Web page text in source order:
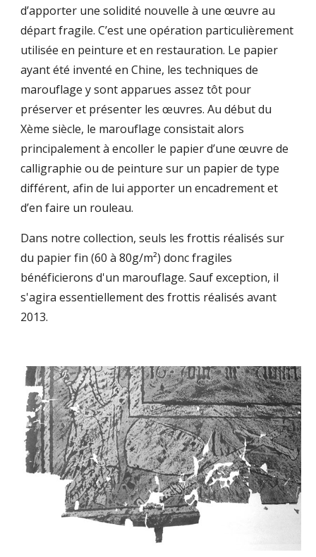
d’apporter une solidité nouvelle à une œuvre au
départ fragile. C’est une opération particulièrement
utilisée en peinture et en restauration. Le papier
ayant été inventé en Chine, les techniques de
marouflage y sont apparues assez tôt pour
préserver et présenter les œuvres. Au début du
Xème siècle, le marouflage consistait alors
principalement à encoller le papier d’une œuvre de
calligraphie ou de peinture sur un papier de type
différent, afin de lui apporter un encadrement et
d’en faire un rouleau.
Dans notre collection, seuls les frottis réalisés sur
du papier fin (60 à 80g/m²) donc fragiles
bénéficierons d'un marouflage. Sauf exception, il
s'agira essentiellement des frottis réalisés avant
2013.